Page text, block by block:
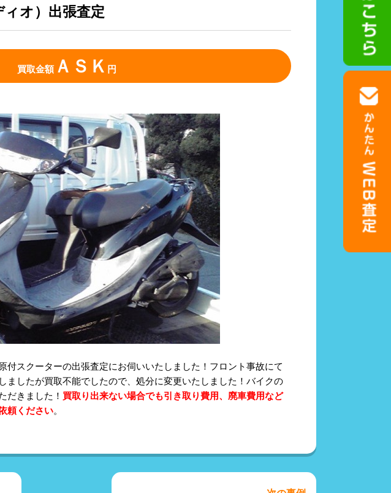
ィオ）出張査定
買取金額ＡＳＫ 円
付スクーターの出張査定にお伺いいたしました！フロント事故にて
ましたが買取不能でしたので、処分に変更いたしました！バイクの
だきました！ 買取り出来ない場合でも引き取り費用、廃車費用など
頼ください。